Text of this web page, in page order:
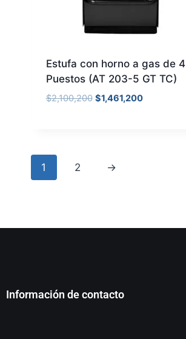
Estufa con horno a gas de 4
Puestos (AT 203-5 GT TC)
$2,100,200 $1,461,200
1 2 →
Información de contacto